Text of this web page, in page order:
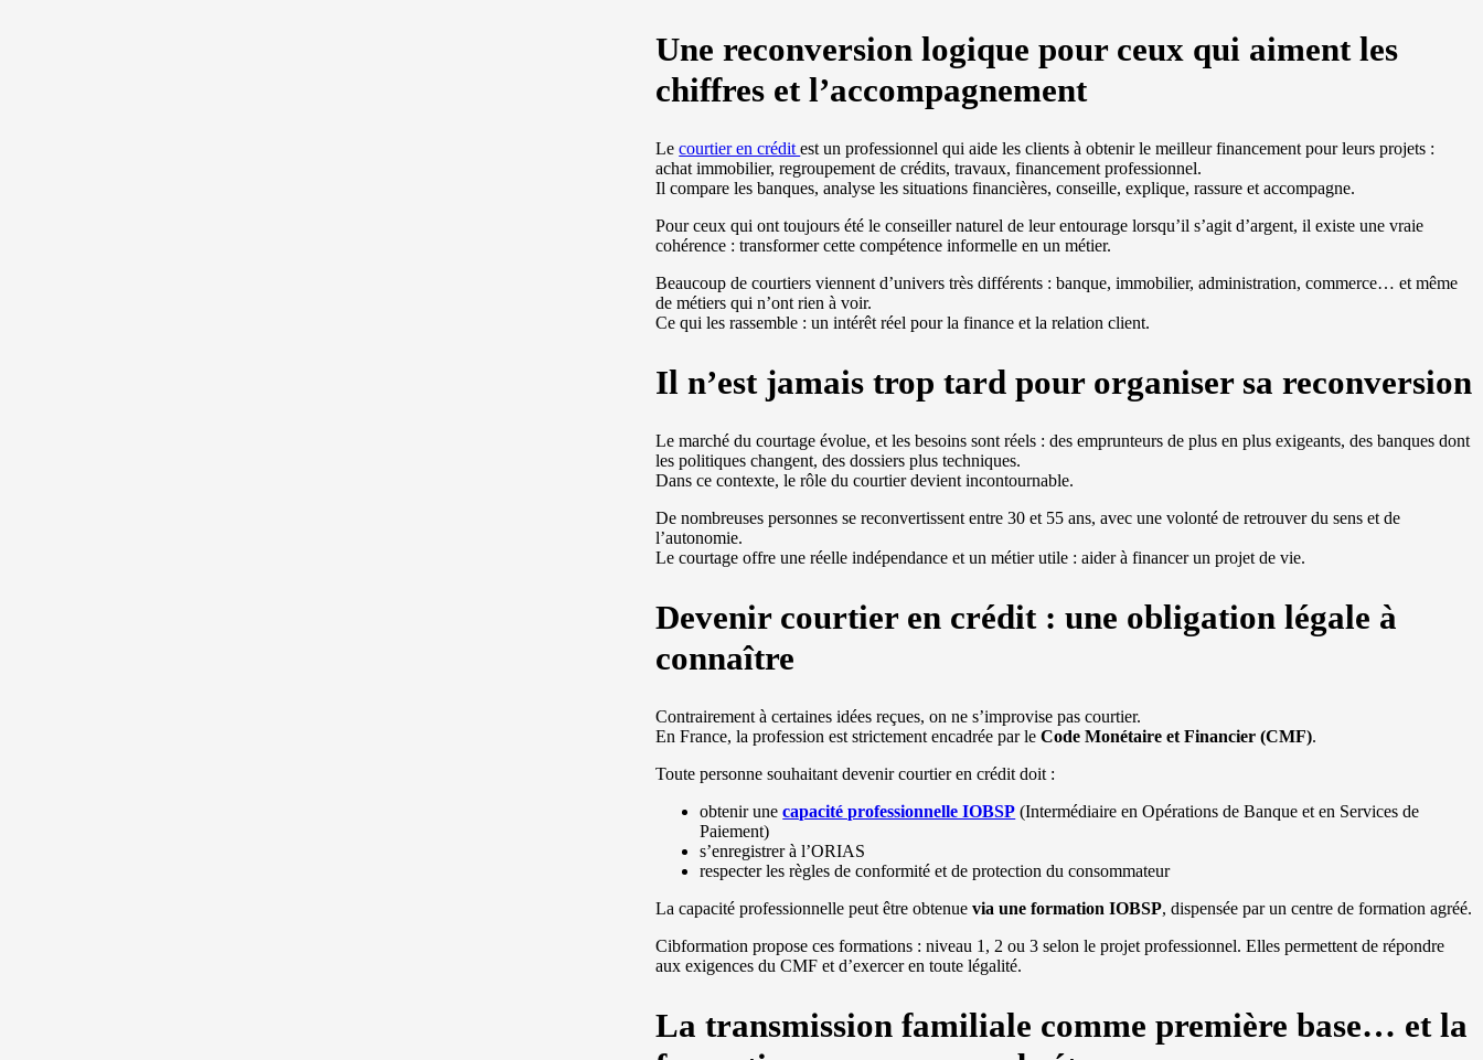
Une reconversion logique pour ceux qui aiment les
chiffres et l’accompagnement
Lecourtier en créditest un professionnel qui aide les clients à obtenir le meilleur financement pour leurs projets :
achat immobilier, regroupement de crédits, travaux, financement professionnel.
Il compare les banques, analyse les situations financières, conseille, explique, rassure et accompagne.
Pour ceux qui ont toujours été le conseiller naturel de leur entourage lorsqu’il s’agit d’argent, il existe une vraie
cohérence : transformer cette compétence informelle en un métier.
Beaucoup de courtiers viennent d’univers très différents : banque, immobilier, administration, commerce… et même
de métiers qui n’ont rien à voir.
Ce qui les rassemble : un intérêt réel pour la finance et la relation client.
Il n’est jamais trop tard pour organiser sa reconversion
Le marché du courtage évolue, et les besoins sont réels : des emprunteurs de plus en plus exigeants, des banques dont
les politiques changent, des dossiers plus techniques.
Dans ce contexte, le rôle du courtier devient incontournable.
De nombreuses personnes se reconvertissent entre 30 et 55 ans, avec une volonté de retrouver du sens et de
l’autonomie.
Le courtage offre une réelle indépendance et un métier utile : aider à financer un projet de vie.
Devenir courtier en crédit : une obligation légale à
connaître
Contrairement à certaines idées reçues, on ne s’improvise pas courtier.
En France, la profession est strictement encadrée par leCode Monétaire et Financier (CMF).
Toute personne souhaitant devenir courtier en crédit doit :
obtenir unecapacité professionnelle IOBSP (Intermédiaire en Opérations de Banque et en Services de
Paiement)
s’enregistrer à l’ORIAS
respecter les règles de conformité et de protection du consommateur
La capacité professionnelle peut être obtenuevia une formation IOBSP, dispensée par un centre de formation agréé.
Cibformation propose ces formations : niveau 1, 2 ou 3 selon le projet professionnel. Elles permettent de répondre
aux exigences du CMF et d’exercer en toute légalité.
La transmission familiale comme première base… et la